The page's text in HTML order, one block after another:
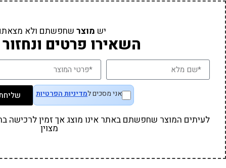
יש מוצר שחפשתם ולא
השאירו פרטים
אני מסכים למדיניות הפרטיות
לעיתים המוצר שחפשתם באתר אינו מוצג אך זמין לרכישה
מצוין